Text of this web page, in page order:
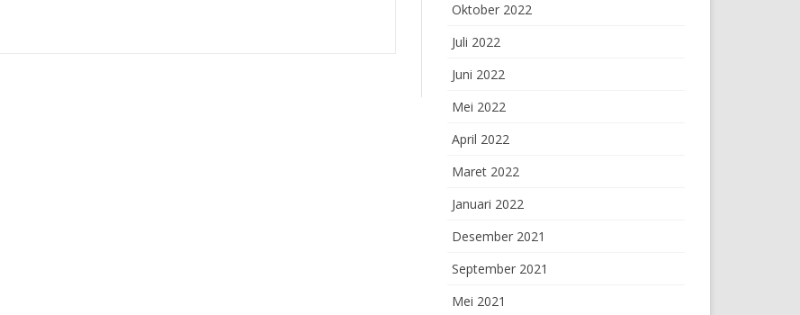
Oktober 2022
Juli 2022
Juni 2022
Mei 2022
April 2022
Maret 2022
Januari 2022
Desember 2021
September 2021
Mei 2021